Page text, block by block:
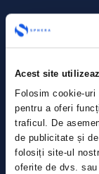
Acest site
Folosim cookie-
pentru a oferi
traficul. De
de publicitate și
folosiți site-ul
oferite de dvs.
Press releases
Privacy Policy
Contact